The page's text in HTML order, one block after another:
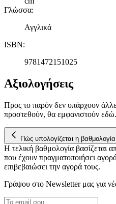
τοποθεσίας μας στους
Γλώσσα:
Αγγλικά
ISBN:
9781472151025
Αξιολογήσεις
Προς το παρόν δεν υπάρχουν
προστεθούν, θα εμφανιστούν εδώ.
Πώς υπολογίζεται η βαθμολογία
Η τελική βαθμολογία βασίζεται
που έχουν πραγματοποιήσει
επιβεβαιώσει την αγορά τους.
Γράψου στο Νewsletter μας για